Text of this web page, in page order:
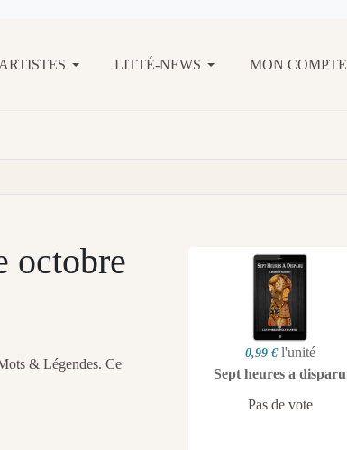
LITTÉ-NEWS MON COMPTE
octobre
& Légendes. Ce
0,99 € l'unité
Sept heures a disparu
Pas de vote